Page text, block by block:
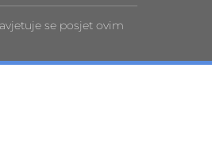
se posjet ovim